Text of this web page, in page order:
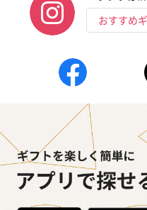
ディット（712円）
酒
おつまみ・その他
おすすめ